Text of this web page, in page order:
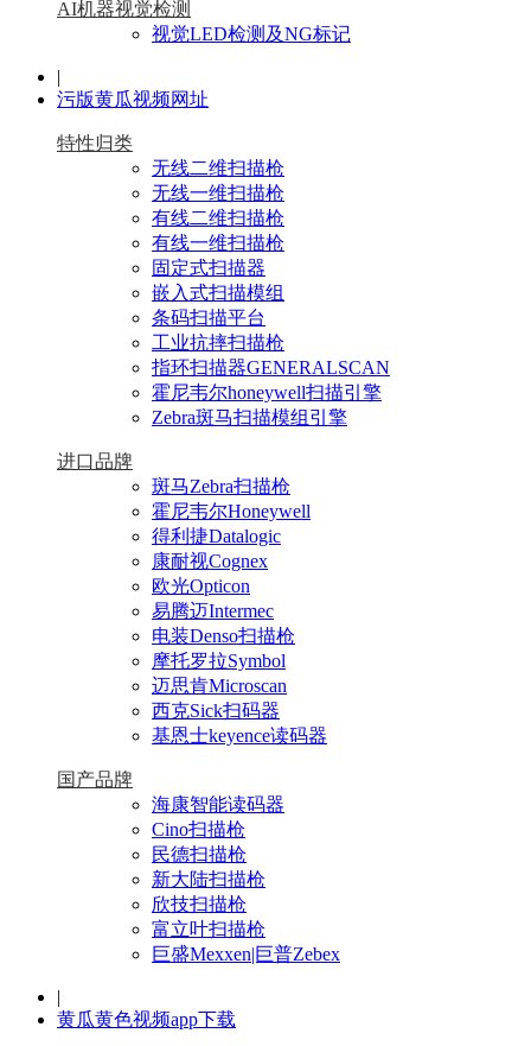
AI机器视觉检测
视觉LED检测及NG标记
|
污版黄瓜视频网址
特性归类
无线二维扫描枪
无线一维扫描枪
有线二维扫描枪
有线一维扫描枪
固定式扫描器
嵌入式扫描模组
条码扫描平台
工业抗摔扫描枪
指环扫描器GENERALSCAN
霍尼韦尔honeywell扫描引擎
Zebra斑马扫描模组引擎
进口品牌
斑马Zebra扫描枪
霍尼韦尔Honeywell
得利捷Datalogic
康耐视Cognex
欧光Opticon
易腾迈Intermec
电装Denso扫描枪
摩托罗拉Symbol
迈思肯Microscan
西克Sick扫码器
基恩士keyence读码器
国产品牌
海康智能读码器
Cino扫描枪
民德扫描枪
新大陆扫描枪
欣技扫描枪
富立叶扫描枪
巨盛Mexxen|巨普Zebex
|
黄瓜黄色视频app下载